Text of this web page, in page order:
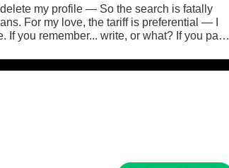
my profile — So the search is fatally
For my love, the tariff is preferential — I
you remember... write, or what? If you pass